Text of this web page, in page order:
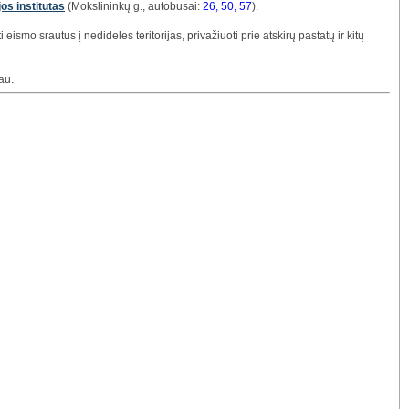
institutas (Mokslininkų g., autobusai: 26, 50, 57).
srautus į nedideles teritorijas, privažiuoti prie atskirų pastatų ir kitų